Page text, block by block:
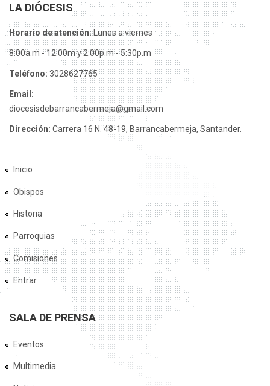
LA DIÓCESIS
Horario de atención:Lunes a viernes
8:00a.m - 12:00m y 2:00p.m - 5:30p.m
Teléfono: 3028627765
Email:
diocesisdebarrancabermeja@gmail.com
Dirección: Carrera 16 N. 48-19, Barrancabermeja, Santander.
Inicio
Obispos
Historia
Parroquias
Comisiones
Entrar
SALA DE PRENSA
Eventos
Multimedia